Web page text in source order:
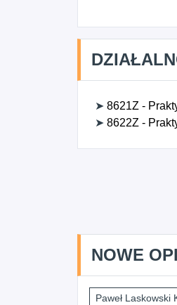
➤ 8621Z -
➤ 8622Z -
NOWE
Paweł Laskowski